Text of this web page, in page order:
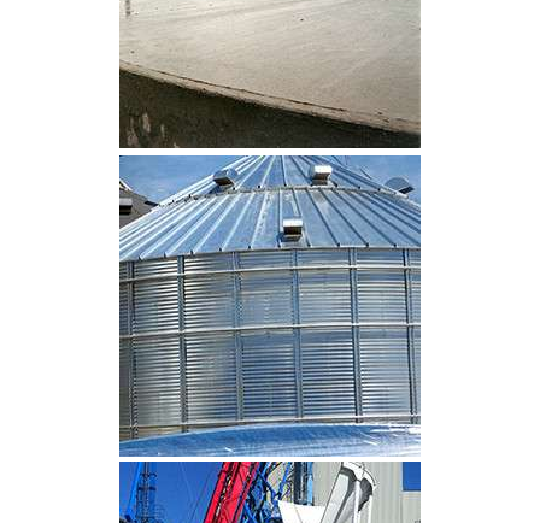
CLIQUEZ POUR AGRANDIR
CLIQUEZ POUR AGRANDIR